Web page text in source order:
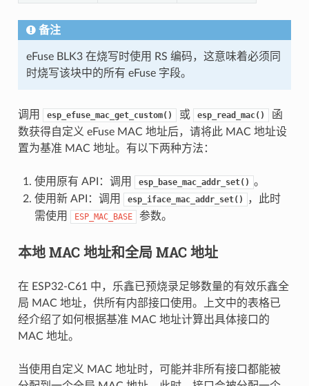
备注
eFuse BLK3 在烧写时使用 RS 编码，这意味着必须同
时烧写该块中的所有 eFuse 字段。
调用 esp_efuse_mac_get_custom() 或 esp_read_mac()
函
数获得自定义 eFuse MAC 地址后，请将此 MAC 地址设
置为基准 MAC 地址。有以下两种方法：
使用原有 API：调用 esp_base_mac_addr_set() 。
使用新 API：调用
esp_iface_mac_addr_set()
，此时
需使用
ESP_MAC_BASE 参数。
本地 MAC 地址和全局 MAC 地址
在 ESP32-C61 中，乐鑫已预烧录足够数量的有效乐鑫全
局 MAC 地址，供所有内部接口使用。上文中的表格已
经介绍了如何根据基准 MAC 地址计算出具体接口的
MAC 地址。
当使用自定义 MAC 地址时，可能并非所有接口都能被